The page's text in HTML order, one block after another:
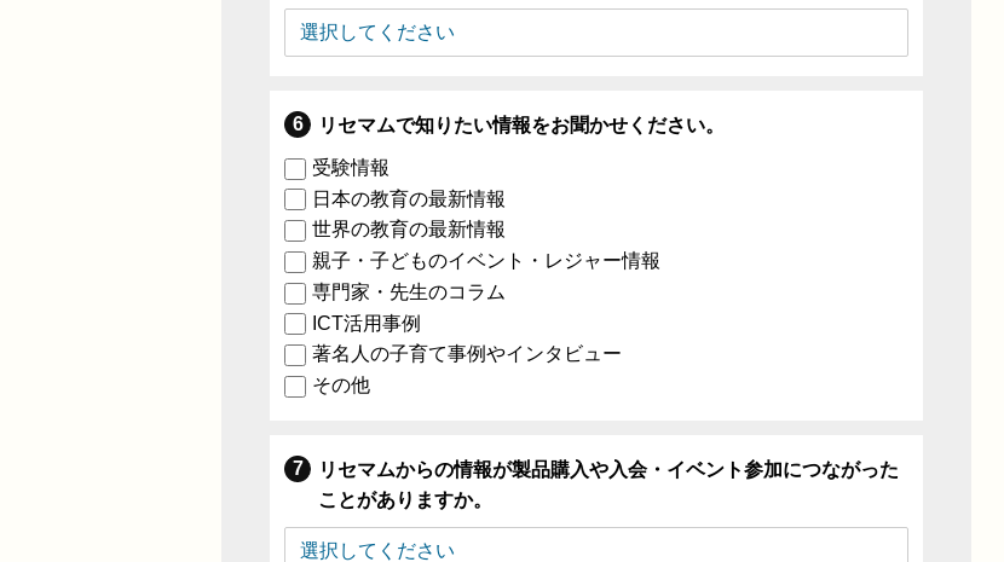
リセマムで知りたい情報をお聞かせください。
受験情報
日本の教育の最新情報
世界の教育の最新情報
親子・子どものイベント・レジャー情報
専門家・先生のコラム
ICT活用事例
著名人の子育て事例やインタビュー
その他
リセマムからの情報が製品購入や入会・イベント参加につながった
ことがありますか。